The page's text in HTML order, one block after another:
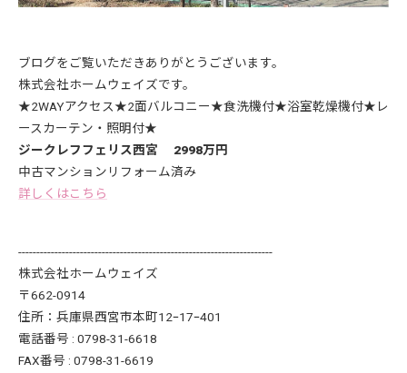
ブログをご覧いただきありがとうございます。
株式会社ホームウェイズです。
★2WAYアクセス★2面バルコニー★食洗機付★浴室乾燥機付★レ
ースカーテン・照明付★
ジークレフフェリス西宮 2998万円
中古マンションリフォーム済み
詳しくはこちら
----------------------------------------------------------------------
株式会社ホームウェイズ
〒662-0914
住所：兵庫県西宮市本町12ｰ17ｰ401
電話番号 : 0798-31-6618
FAX番号 : 0798-31-6619